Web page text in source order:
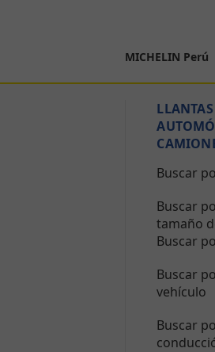
MICHELIN Perú
Buscar
Buscar
tamaño
Buscar
Buscar
vehículo
Buscar